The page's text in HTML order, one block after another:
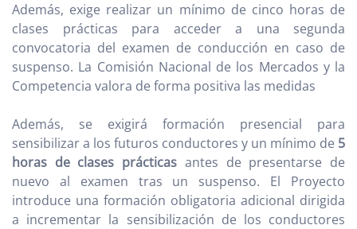
Además, exige realizar un mínimo de cinco horas de
clases prácticas para acceder a una segunda
convocatoria del examen de conducción en caso de
suspenso. La Comisión Nacional de los Mercados y la
Competencia valora de forma positiva las medidas
Además, se exigirá formación presencial para
sensibilizar a los futuros conductores y un mínimo de 5
horas de clases prácticas antes de presentarse de
nuevo al examen tras un suspenso. El Proyecto
introduce una formación obligatoria adicional dirigida
a incrementar la sensibilización de los conductores